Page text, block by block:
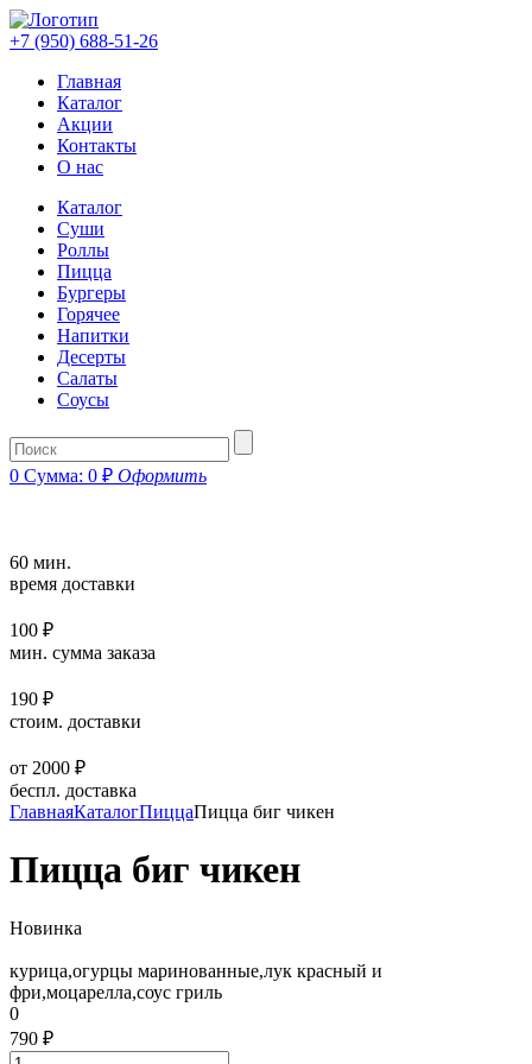
+7 (950) 688-51-26
Главная
Каталог
Акции
Контакты
О нас
Каталог
Суши
Роллы
Пицца
Бургеры
Горячее
Напитки
Десерты
Салаты
Соусы
0 Сумма: 0 ₽ Оформить
60 мин.
время доставки
100 ₽
мин. сумма заказа
190 ₽
стоим. доставки
от 2000 ₽
беспл. доставка
ГлавнаяКаталогПиццаПицца биг чикен
Пицца биг чикен
Новинка
курица,огурцы маринованные,лук красный и
фри,моцарелла,соус гриль
0
790 ₽